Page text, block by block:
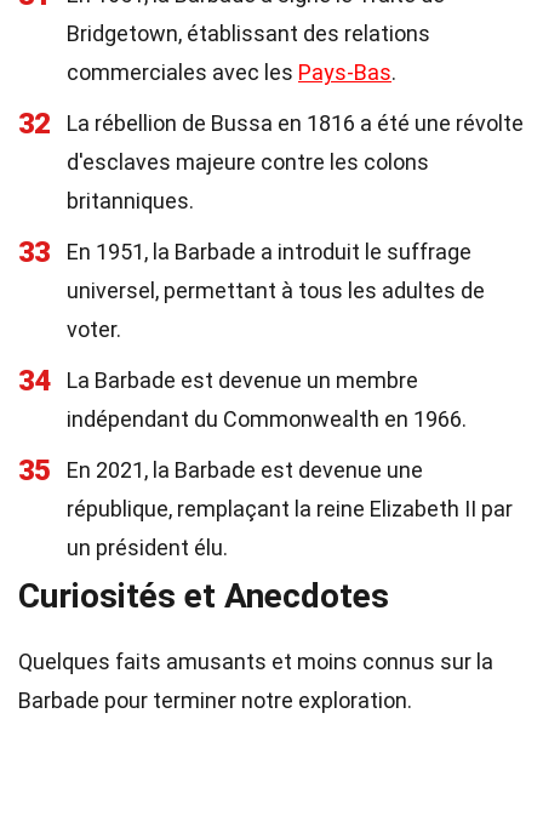
Bridgetown, établissant des relations
commerciales avec les Pays-Bas.
32
La rébellion de Bussa en 1816 a été une révolte
d'esclaves majeure contre les colons
britanniques.
33
En 1951, la Barbade a introduit le suffrage
universel, permettant à tous les adultes de
voter.
34
La Barbade est devenue un membre
indépendant du Commonwealth en 1966.
35
En 2021, la Barbade est devenue une
république, remplaçant la reine Elizabeth II par
un président élu.
Curiosités et Anecdotes
Quelques faits amusants et moins connus sur la
Barbade pour terminer notre exploration.